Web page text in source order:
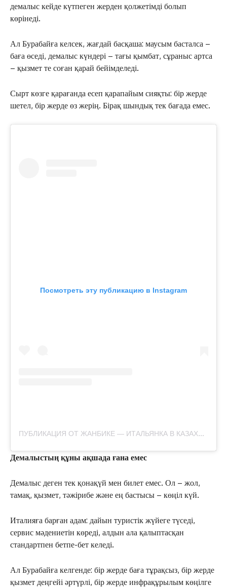
демалыс кейде күтпеген жерден қолжетімді болып
көрінеді.
Ал Бурабайға келсек, жағдай басқаша: маусым басталса –
баға өседі, демалыс күндері – тағы қымбат, сұраныс артса
– қызмет те соған қарай бейімделеді.
Сырт көзге қарағанда есеп қарапайым сияқты: бір жерде
шетел, бір жерде өз жерің. Бірақ шындық тек бағада емес.
Посмотреть эту публикацию в Instagram
П
УБЛИКАЦИЯ ОТ ЖАНБИКЕ — ИТАЛЬЯНКА В КАЗАХСТАНЕ
Демалыстың құны ақшада ғана емес
Демалыс деген тек қонақүй мен билет емес. Ол – жол,
тамақ, қызмет, тәжірибе және ең бастысы – көңіл күй.
Италияға барған адам: дайын туристік жүйеге түседі,
сервис мәдениетін көреді, алдын ала қалыптасқан
стандартпен бетпе-бет келеді.
Ал Бурабайға келгенде: бір жерде баға тұрақсыз, бір жерде
қызмет деңгейі әртүрлі, бір жерде инфрақұрылым көңілге